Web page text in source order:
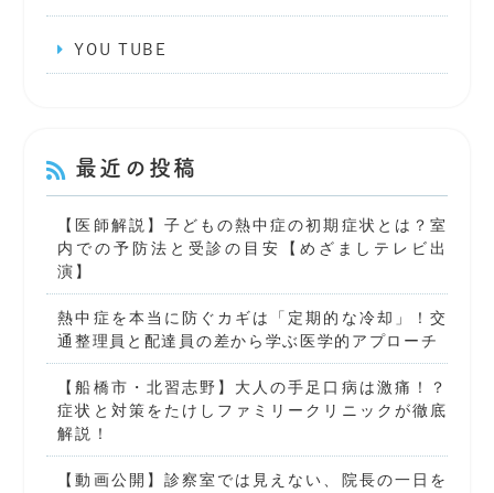
YOU TUBE
最近の投稿
【医師解説】子どもの熱中症の初期症状とは？室
内での予防法と受診の目安【めざましテレビ出
演】
熱中症を本当に防ぐカギは「定期的な冷却」！交
通整理員と配達員の差から学ぶ医学的アプローチ
【船橋市・北習志野】大人の手足口病は激痛！？
症状と対策をたけしファミリークリニックが徹底
解説！
【動画公開】診察室では見えない、院長の一日を